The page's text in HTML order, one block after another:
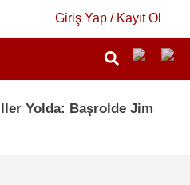
Giriş Yap / Kayıt Ol
Yolda: Başrolde Jim